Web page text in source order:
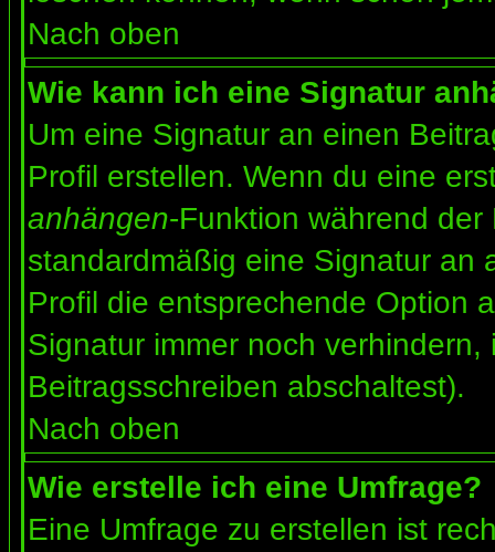
Nach oben
Wie kann ich eine Signatur
Um eine Signatur an einen
Profil erstellen. Wenn du eine
anhängen-Funktion während
standardmäßig eine Signatur an
Profil die entsprechende Option
Signatur immer noch
Beitragsschreiben abschaltest).
Nach oben
Wie erstelle ich eine Umfrage?
Eine Umfrage zu erstellen ist